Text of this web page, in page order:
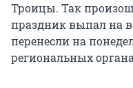
Троицы. Так
праздник выпал на
перенесли на
региональных